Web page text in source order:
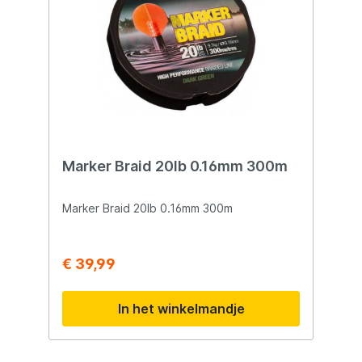
betrouwbaarheid en precisie met de Two-
Tone Braid!
Marker Braid 20lb 0.16mm 300m
Marker Braid 20lb 0.16mm 300m
€ 39,99
In het winkelmandje